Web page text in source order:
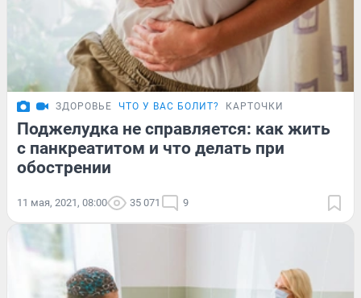
ЗДОРОВЬЕ ЧТО У ВАС БОЛИТ? КАРТОЧКИ
Поджелудка не справляется: как жить
с панкреатитом и что делать при
обострении
11 мая, 2021, 08:00 35 071 9